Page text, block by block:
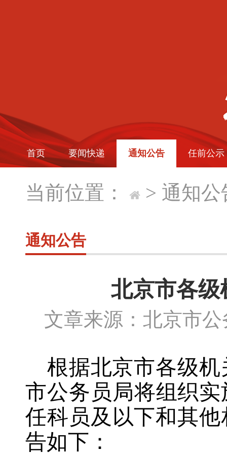
首页 要闻快递 通知公告 任前公示
当前位置： > 通知公
通知公告
北京市各级
文章来源：北京
根据北京市各级机
市公务员局将组织
任科员及以下和其
告如下：